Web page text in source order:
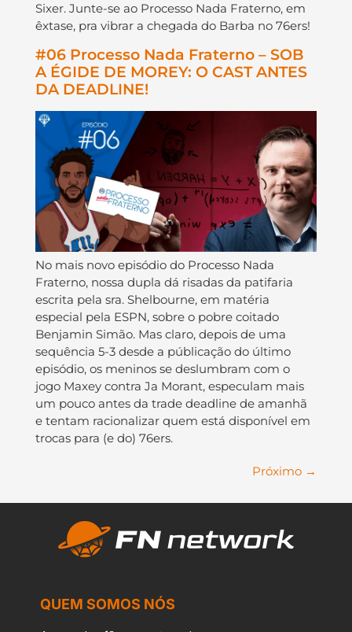
Sixer. Junte-se ao Processo Nada Fraterno, em
êxtase, pra vibrar a chegada do Barba no 76ers!
#06 Processo Nada Fraterno – SOB
A ÉGIDE DE MOREY: O CAST ANTES
DA DEADLINE!
No mais novo episódio do Processo Nada
Fraterno, nossa dupla dá risadas da patifaria
escrita pela sra. Shelbourne, em matéria
especial pela ESPN, sobre o pobre coitado
Benjamin Simão. Mas claro, depois de uma
sequência 5-3 desde a públicação do último
episódio, os meninos se deslumbram com o
jogo Maxey contra Ja Morant, especulam mais
um pouco antes da trade deadline de amanhã
e tentam racionalizar quem está disponível em
trocas para (e do) 76ers.
Próximo →
QUEM SOMOS NÓS